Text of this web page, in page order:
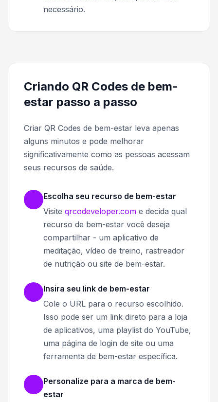
necessário.
Criando QR Codes de bem-
estar passo a passo
Criar QR Codes de bem-estar leva apenas
alguns minutos e pode melhorar
significativamente como as pessoas acessam
seus recursos de saúde.
Escolha seu recurso de bem-estar
Visite qrcodeveloper.com e decida qual
recurso de bem-estar você deseja
compartilhar - um aplicativo de
meditação, vídeo de treino, rastreador
de nutrição ou site de bem-estar.
Insira seu link de bem-estar
Cole o URL para o recurso escolhido.
Isso pode ser um link direto para a loja
de aplicativos, uma playlist do YouTube,
uma página de login de site ou uma
ferramenta de bem-estar específica.
Personalize para a marca de bem-
estar